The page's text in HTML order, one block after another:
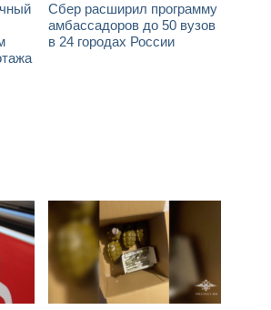
Сбер расширил программу
амбассадоров до 50 вузов
в 24 городах России